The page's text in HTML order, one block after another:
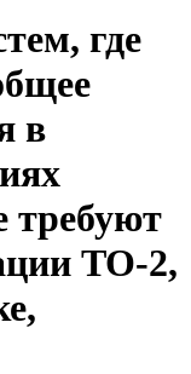
где
в
требуют
TO-2,